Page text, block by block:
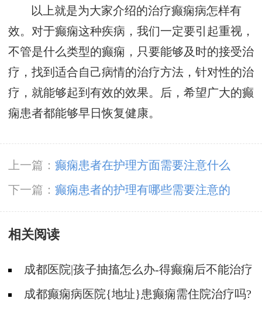
以上就是为大家介绍的治疗癫痫病怎样有
效。对于癫痫这种疾病，我们一定要引起重视，
不管是什么类型的癫痫，只要能够及时的接受治
疗，找到适合自己病情的治疗方法，针对性的治
疗，就能够起到有效的效果。后，希望广大的癫
痫患者都能够早日恢复健康。
上一篇： 癫痫患者在护理方面需要注意什么
下一篇： 癫痫患者的护理有哪些需要注意的
相关阅读
成都医院|孩子抽搐怎么办-得癫痫后不能治疗
吗?成都癫痫病医院{地址}患癫痫需住院治疗吗?